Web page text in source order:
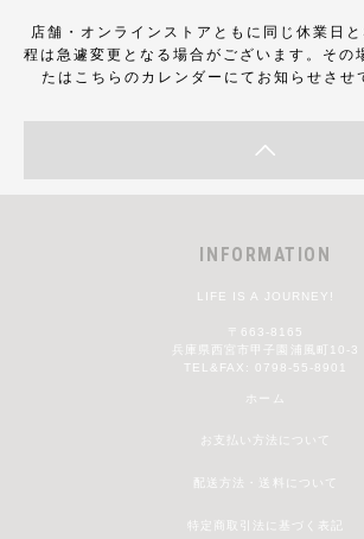
店舗・オンラインストアともに同じ休業日
程は急遽変更となる場合がございます。その
たはこちらのカレンダーにてお知らせさせ
INFORMATION
LIFE IS A JOURNEY!
〒663-8165
兵庫県西宮市甲子園浦風町10-3
TEL&FAX: 0798-55-8901
ホーム
お支払い方法について
配送方法・送料について
特定商取引法に基づく表記